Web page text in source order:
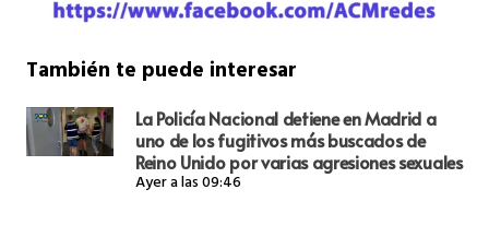
También te puede interesar
La Policía Nacional detiene en Madrid a
uno de los fugitivos más buscados de
Reino Unido por varias agresiones sexuales
Ayer a las 09:46